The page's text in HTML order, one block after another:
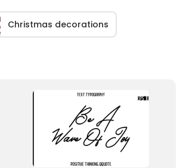
Christmas decorations